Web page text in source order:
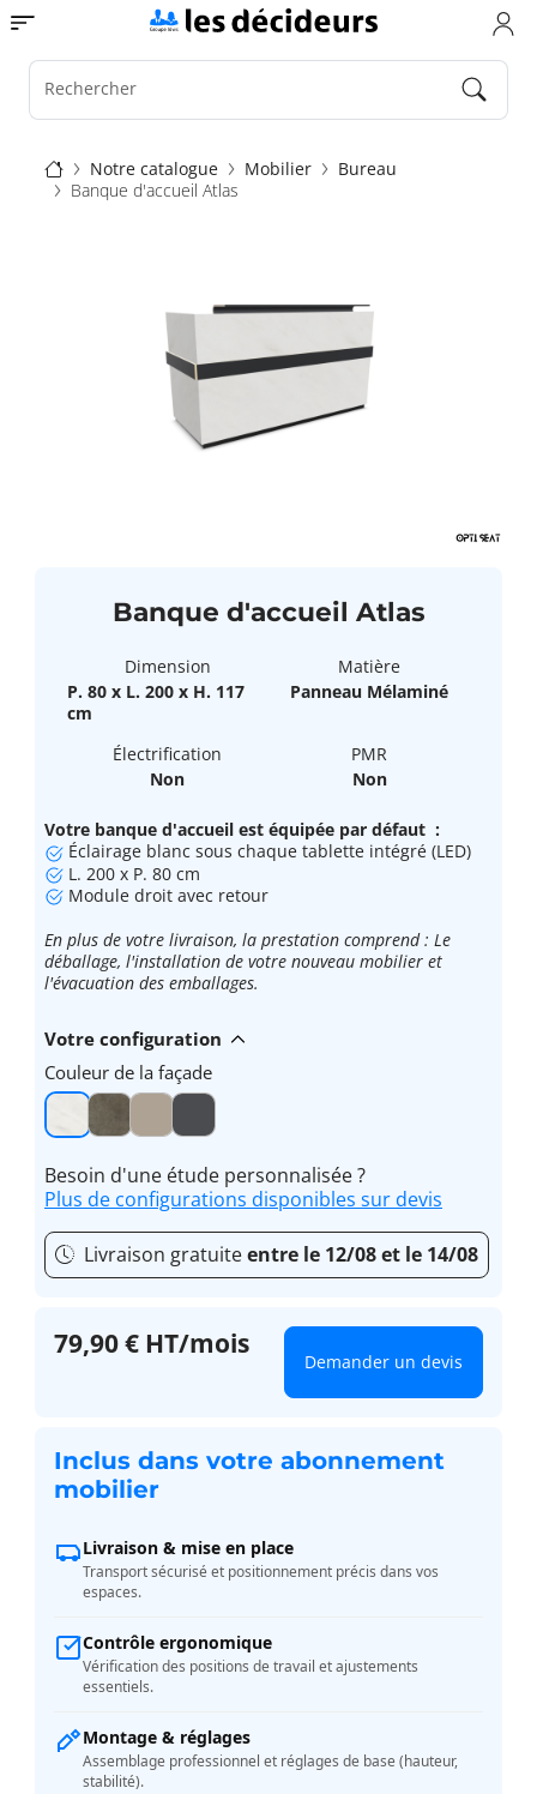
Aller
au
contenu
principal
Toggle navigation
Rechercher
Fil
d'Ariane
Notre catalogue Mobilier
Bureau
Banque d'accueil Atlas
Banque d'accueil Atlas
Dimension
P. 80 x L. 200 x H. 117
cm
Matière
Panneau Mélaminé
Électrification
Non
PMR
Non
Votre banque d'accueil est équipée par défaut :
Éclairage blanc sous chaque tablette intégré (LED)
L. 200 x P. 80 cm
Module droit avec retour
En plus de votre livraison, la prestation comprend : Le
déballage, l'installation de votre nouveau mobilier et
l'évacuation des emballages.
Votre configuration
Couleur de la façade
Besoin d'une étude personnalisée ?
Plus de configurations disponibles sur devis
Livraison gratuiteentre le 12/08 et le 14/08
79,90 € HT/mois
Demander un devis
Inclus dans votre abonnement
mobilier
Livraison & mise en place
Transport sécurisé et positionnement précis dans vos
espaces.
Contrôle ergonomique
Vérification des positions de travail et ajustements
essentiels.
Montage & réglages
Assemblage professionnel et réglages de base (hauteur,
stabilité).